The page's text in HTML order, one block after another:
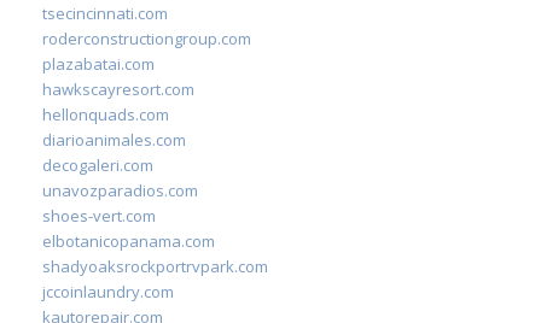
tsecincinnati.com
roderconstructiongroup.com
plazabatai.com
hawkscayresort.com
hellonquads.com
diarioanimales.com
decogaleri.com
unavozparadios.com
shoes-vert.com
elbotanicopanama.com
shadyoaksrockportrvpark.com
jccoinlaundry.com
kautorepair.com